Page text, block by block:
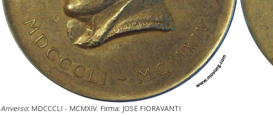
Anverso: MDCCCLI - MCMXIV. Firma: JOSE FIORAVANTI